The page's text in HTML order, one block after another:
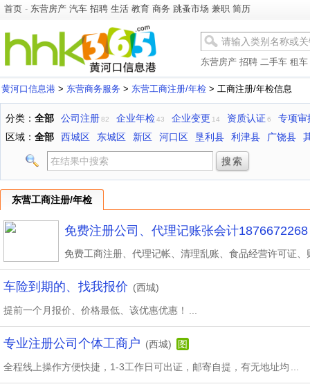
首页 - 东营房产 汽车 招聘 生活 教育 商务 跳蚤市场 兼职 简历
东营房产 招聘 二手车 租车
黄河口信息港 > 东营商务服务 > 东营工商注册/年检 > 工商注册/年检信息
分类： 全部 公司注册82 企业年检 43 企业变更 14 资质认证 6
专项审
区域： 全部 西城区 东城区 新区 河口区 垦利县 利津县 广饶县
东营工商注册/年检
免费注册公司、代理记账张会计1876672268
车险到期的、找我报价 (西城)
提前一个月报价、价格最低、该优惠优惠！
专业注册公司个体工商户 (西城) 图
全程线上操作方便快捷，1-3工作日可出证，邮寄自提，有无地址均